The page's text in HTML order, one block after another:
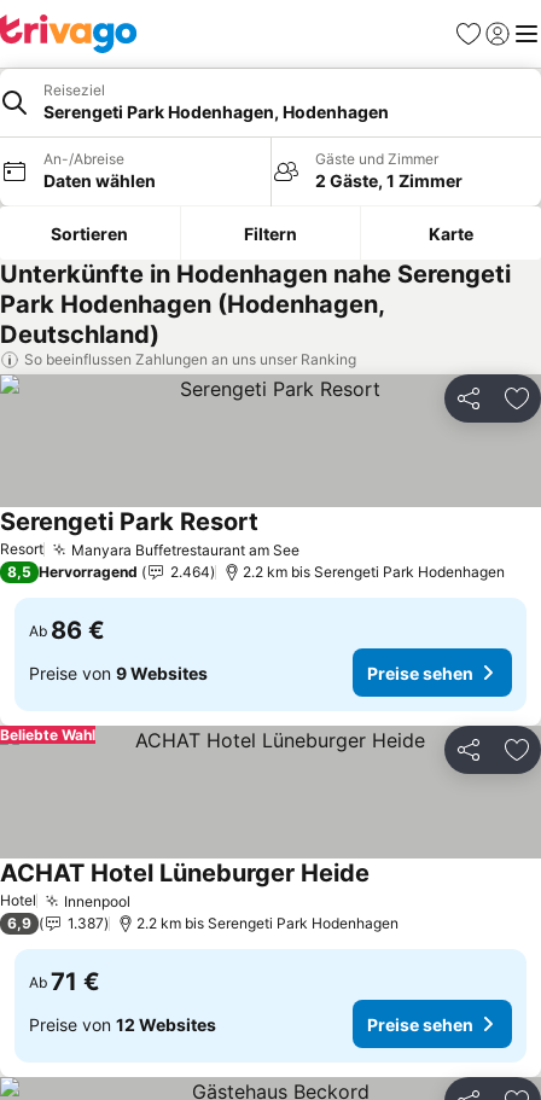
Favoriten
Reiseziel
Serengeti Park Hodenhagen, Hodenhagen
An-/Abreise
Daten wählen
Gäste und Zimmer
2 Gäste, 1 Zimmer
Sortieren Filtern Karte
Unterkünfte in Hodenhagen nahe Serengeti
Park Hodenhagen (Hodenhagen,
Deutschland)
So beeinflussen Zahlungen an uns unser Ranking
Teilen
Resort Manyara Buffetrestaurant am SeePreise sehen
Serengeti Park Resort
8,5 Hervorragend 2.464 2.2 km bis Serengeti Park Hodenhagen
Ab 86 €
Preise von 9 Websites Preise sehen
Teilen
Beliebte Wahl
Hotel Innenpool
ACHAT Hotel Lüneburger Heide
6,9 1.387 2.2 km bis Serengeti Park Hodenhagen
Ab 71 €
Preise von 12 Websites Preise sehen